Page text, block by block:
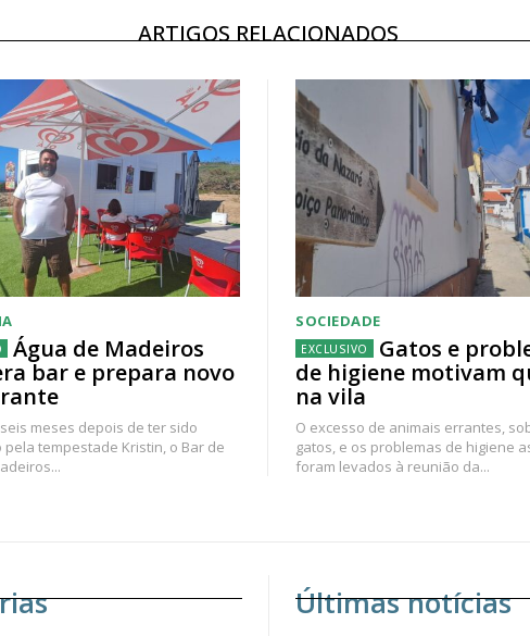
ARTIGOS RELACIONADOS
Água de Madeiros
bar e prepara novo
meses depois de ter sido
tempestade Kristin, o Bar de
SOCIEDADE
Gatos e
de higiene motivam
na vila
O excesso de animais errantes,
gatos, e os problemas de higiene
foram levados à reunião da...
Últimas notícias